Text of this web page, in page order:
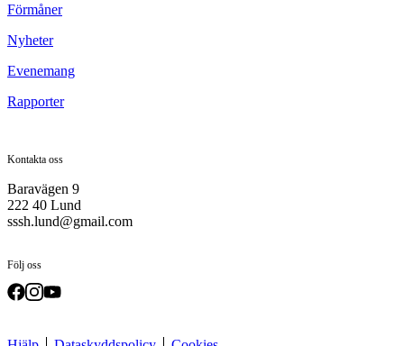
Förmåner
Nyheter
Evenemang
Rapporter
Kontakta oss
Baravägen 9
222 40 Lund
sssh.lund@gmail.com
Följ oss